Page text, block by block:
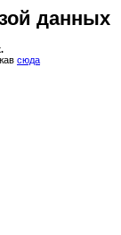
данных
сюда